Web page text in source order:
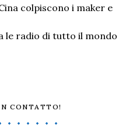
colpiscono i maker e
le radio di tutto il mondo
CONTATTO!